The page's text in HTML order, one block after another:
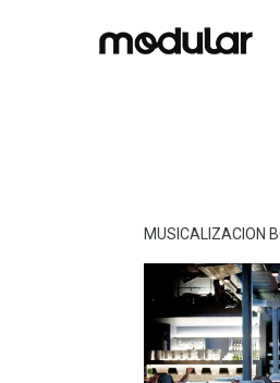
MUSICALIZACION